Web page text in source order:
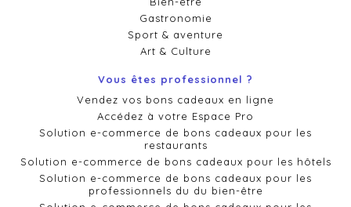
Gastronomie
Sport & aventure
Art & Culture
Vous êtes professionnel ?
Vendez vos bons cadeaux en ligne
Accédez à votre Espace Pro
Solution e-commerce de bons cadeaux pour les
restaurants
Solution e-commerce de bons cadeaux pour les hôtels
Solution e-commerce de bons cadeaux pour les
professionnels du du bien-être